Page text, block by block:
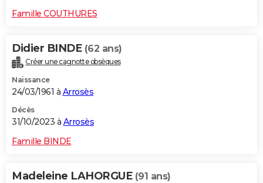
Famille COUTHURES
Didier BINDE (62 ans)
Créer une cagnotte obsèques
Naissance
24/03/1961 à Arrosès
Décès
31/10/2023 à Arrosès
Famille BINDE
Madeleine LAHORGUE (91 ans)